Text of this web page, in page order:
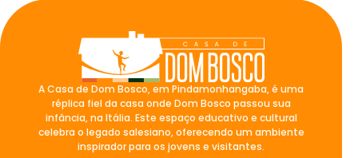
A Casa de Dom Bosco, em Pindamonhangaba, é uma
réplica fiel da casa onde Dom Bosco passou sua
infância, na Itália. Este espaço educativo e cultural
celebra o legado salesiano, oferecendo um ambiente
inspirador para os jovens e visitantes.